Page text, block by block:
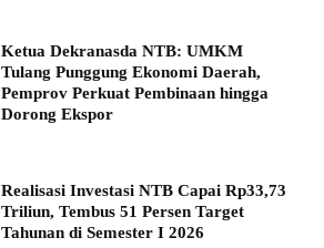
Ketua Dekranasda NTB: UMKM
Tulang Punggung Ekonomi Daerah,
Pemprov Perkuat Pembinaan hingga
Dorong Ekspor
Realisasi Investasi NTB Capai Rp33,73
Triliun, Tembus 51 Persen Target
Tahunan di Semester I 2026